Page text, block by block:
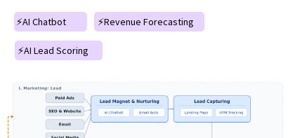
⚡AI Chatbot
⚡AI Lead Scoring
⚡Revenue Forecasting